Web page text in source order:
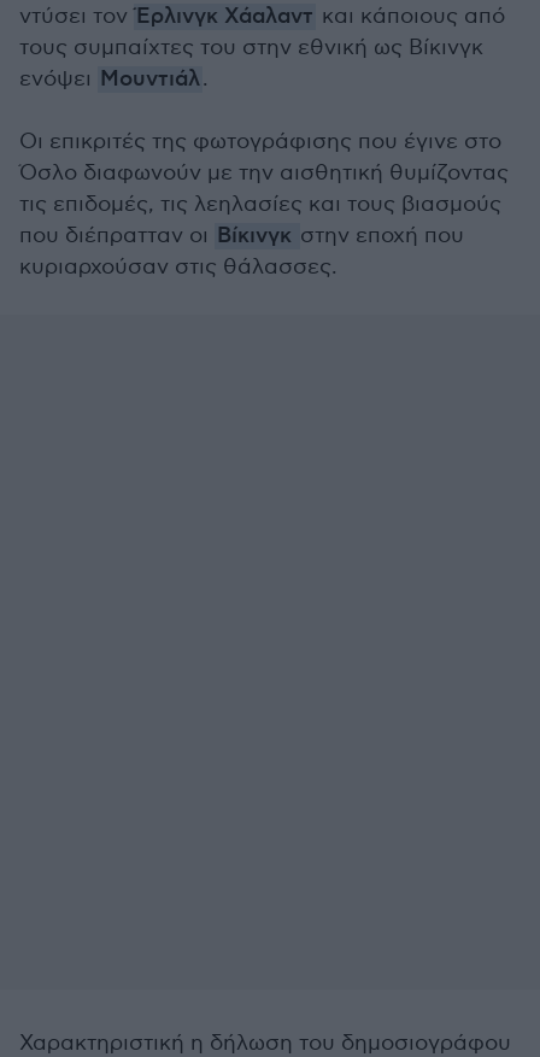
ντύσει τονΈρλινγκ Χάαλαντ και κάποιους από
τους συμπαίχτες του στην εθνική ως Βίκινγκ
ενόψει Μουντιάλ.
Οι επικριτές της φωτογράφισης που έγινε στο
Όσλο διαφωνούν με την αισθητική θυμίζοντας
τις επιδομές, τις λεηλασίες και τους βιασμούς
που διέπρατταν οι Βίκινγκ στην εποχή που
κυριαρχούσαν στις θάλασσες.
Χαρακτηριστική η δήλωση του δημοσιογράφου